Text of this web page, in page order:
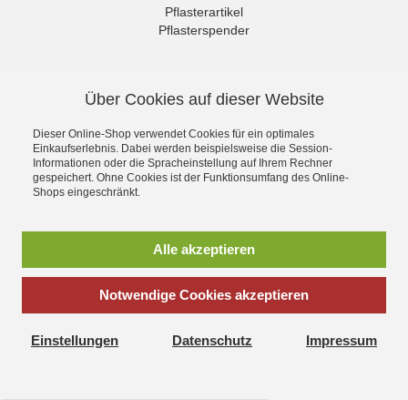
Pflasterartikel
Pflasterspender
Untersuchungshandschuhe
Verbandschränke
Wundreinigung
Ihr nichts mehr verpasst.
Newsletter
* inkl. MwSt., zzgl.
Über Cookies auf dieser Website
Dieser Online-Shop verwendet Cookies für ein optimales
Einkaufserlebnis. Dabei werden beispielsweise die Session-
Informationen oder die Spracheinstellung auf Ihrem Rechner
gespeichert. Ohne Cookies ist der Funktionsumfang des Online-
Shops eingeschränkt.
Alle akzeptieren
Notwendige Cookies akzeptieren
Einstellungen Datenschutz Impressum